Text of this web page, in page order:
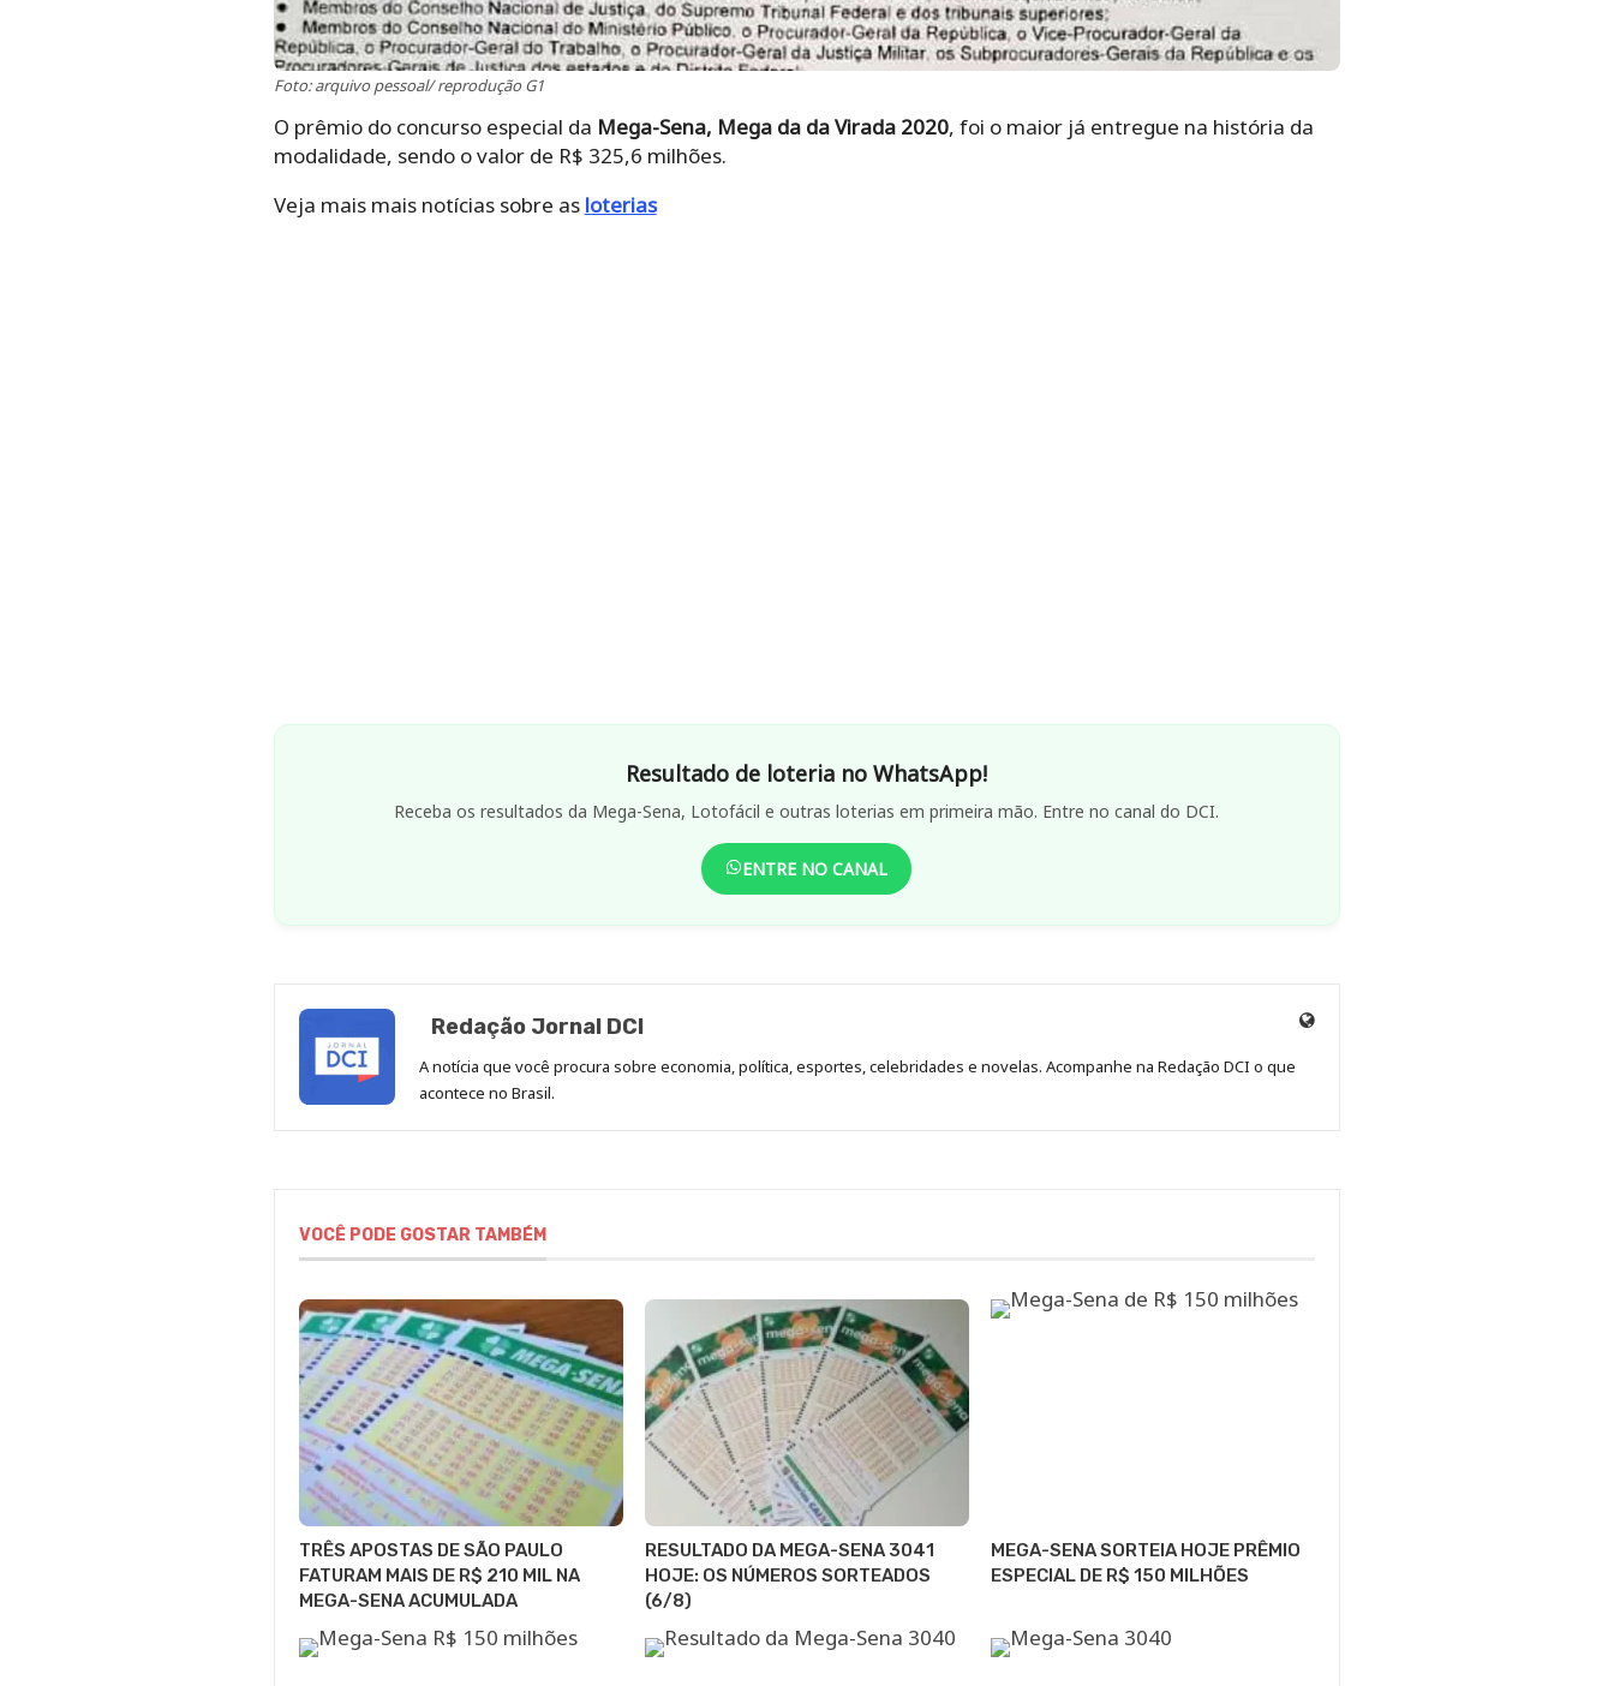
Foto: arquivo pessoal/ reprodução G1
O prêmio do concurso especial da Mega-Sena, Mega da da Virada 2020, foi o maior já entregue na história da
modalidade, sendo o valor de R$ 325,6 milhões.
Veja mais mais notícias sobre as loterias
Resultado de loteria no WhatsApp!
Receba os resultados da Mega-Sena, Lotofácil e outras loterias em primeira mão. Entre no canal do DCI.
ENTRE NO CANAL
Redação Jornal DCI
Site
A notícia que você procura sobre economia, política, esportes, celebridades e novelas. Acompanhe na Redação DCI o que
acontece no Brasil.
VOCÊ PODE GOSTAR TAMBÉM
TRÊS APOSTAS DE SÃO PAULO
FATURAM MAIS DE R$ 210 MIL NA
MEGA-SENA ACUMULADA
RESULTADO DA MEGA-SENA 3041
HOJE: OS NÚMEROS SORTEADOS
(6/8)
MEGA-SENA SORTEIA HOJE PRÊMIO
ESPECIAL DE R$ 150 MILHÕES